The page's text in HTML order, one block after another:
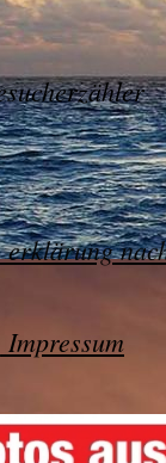
erklärung
Impressum